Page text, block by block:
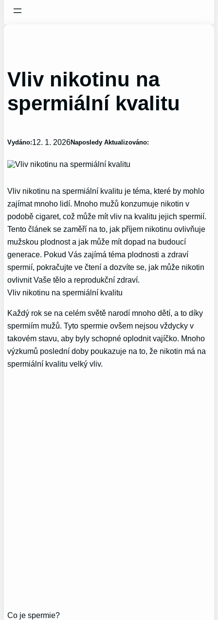
Vliv nikotinu na
spermiální kvalitu
Vydáno:12. 1. 2026Naposledy Aktualizováno:
Vliv nikotinu na spermiální kvalitu je téma, které by mohlo
zajímat mnoho lidí. Mnoho mužů konzumuje nikotin v
podobě cigaret, což může mít vliv na kvalitu jejich spermií.
Tento článek se zaměří na to, jak příjem nikotinu ovlivňuje
mužskou plodnost a jak může mít dopad na budoucí
generace. Pokud Vás zajímá téma plodnosti a zdraví
spermií, pokračujte ve čtení a dozvíte se, jak může nikotin
ovlivnit Vaše tělo a reprodukční zdraví.
Vliv nikotinu na spermiální kvalitu
Každý rok se na celém světě narodí mnoho dětí, a to díky
spermiím mužů. Tyto spermie ovšem nejsou vždycky v
takovém stavu, aby byly schopné oplodnit vajíčko. Mnoho
výzkumů poslední doby poukazuje na to, že nikotin má na
spermiální kvalitu velký vliv.
Co je spermie?